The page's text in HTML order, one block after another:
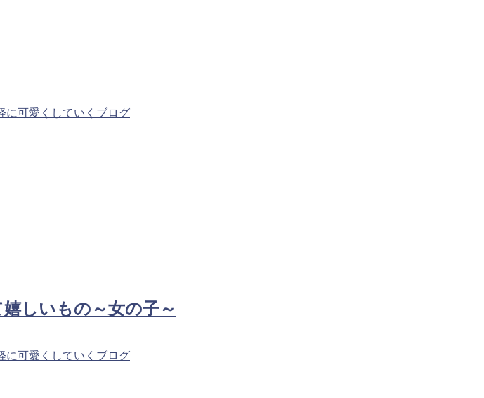
に可愛くしていくブログ
しいもの～女の子～
に可愛くしていくブログ